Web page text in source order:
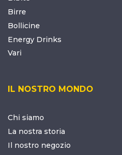
Birre
Bollicine
Energy Drinks
Vari
IL NOSTRO MONDO
Chi siamo
La nostra storia
Il nostro negozio